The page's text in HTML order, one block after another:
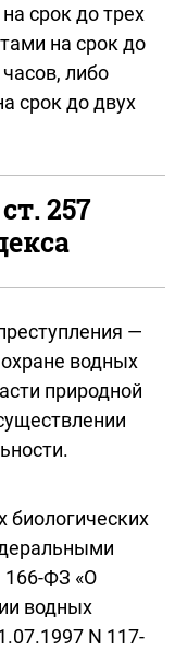
срок до трех
на срок до
либо
срок до двух
257
—
водных
природной
биологических
166-ФЗ «О
водных
N 117-